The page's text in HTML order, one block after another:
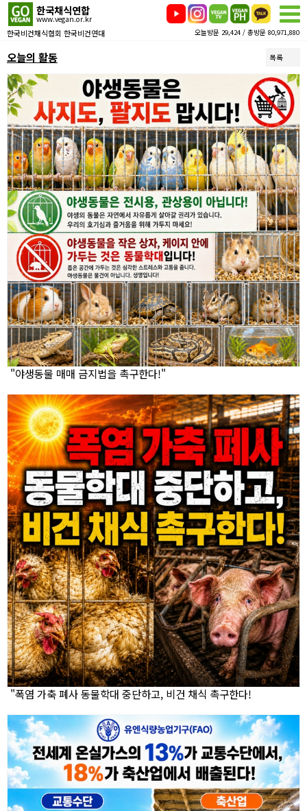
한국채식연합
www.vegan.or.kr
한국비건채식협회 한국비건연대 오늘방문 29,424 / 총방문 80,971,880
오늘의 활동 목록
"야생동물 매매 금지법을 촉구한다!"
"폭염 가축 폐사 동물학대 중단하고, 비건 채식 촉구한다!